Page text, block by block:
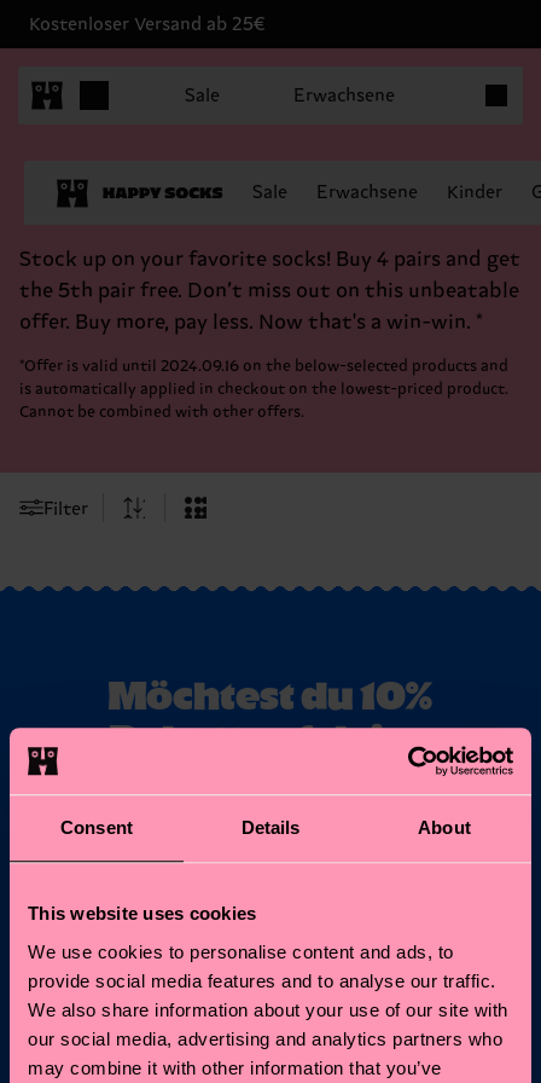
Consent Details About
This website uses cookies
We use cookies to personalise content and ads, to
provide social media features and to analyse our traffic.
We also share information about your use of our site with
our social media, advertising and analytics partners who
may combine it with other information that you’ve
Kostenloser Versand ab 25€
Sale Erwachsene
Sale Erwachsene Kinder
Stock up on your favorite socks! Buy 4 pairs and get
the 5th pair free. Don’t miss out on this unbeatable
offer. Buy more, pay less. Now that's a win-win. *
*Offer is valid until 2024.09.16 on the below-selected products and
is automatically applied in checkout on the lowest-priced product.
Cannot be combined with other offers.
Filter
Möchtest du 10%
Rabatt auf deine
erste Bestellung
erhalten?
10% Rabatt* sowie die neuesten Informationen &
E-Mail
*Kann nicht mit anderen Angeboten, Limited/Special Editions